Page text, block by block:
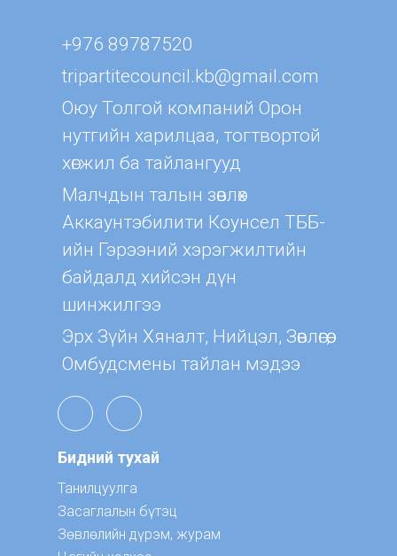
+976 89787520
tripartitecouncil.kb@gmail.com
Оюу Толгой компаний Орон
нутгийн харилцаа, тогтвортой
хөгжил ба тайлангууд
Малчдын талын зөвлөх
Aккаунтэбилити Коунсел ТББ-
ийн Гэрээний хэрэгжилтийн
байдалд хийсэн дүн
шинжилгээ
Эрх Зүйн Хяналт, Нийцэл, Зөвлөгөө,
Омбудсмены тайлан мэдээ
Бидний тухай
Танилцуулга
Засаглалын бүтэц
Зөвлөлийн дүрэм, журам